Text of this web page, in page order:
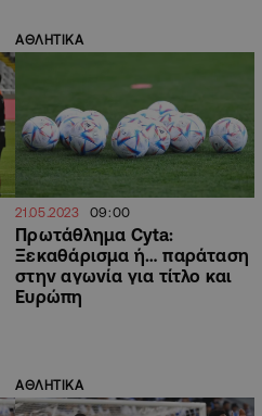
ΑΘΛΗΤΙΚΑ
21.05.2023 09:00
Πρωτάθλημα Cyta:
Ξεκαθάρισμα ή… παράταση
στην αγωνία για τίτλο και
Ευρώπη
ΑΘΛΗΤΙΚΑ